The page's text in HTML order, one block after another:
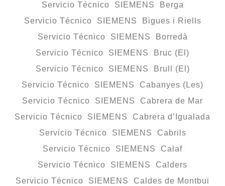
Servicio Técnico SIEMENS Berga
Servicio Técnico SIEMENS Bigues i Riells
Servicio Técnico SIEMENS Borredà
Servicio Técnico SIEMENS Bruc (El)
Servicio Técnico SIEMENS Brull (El)
Servicio Técnico SIEMENS Cabanyes (Les)
Servicio Técnico SIEMENS Cabrera de Mar
Servicio Técnico SIEMENS Cabrera d’Igualada
Servicio Técnico SIEMENS Cabrils
Servicio Técnico SIEMENS Calaf
Servicio Técnico SIEMENS Calders
Servicio Técnico SIEMENS Caldes de Montbui